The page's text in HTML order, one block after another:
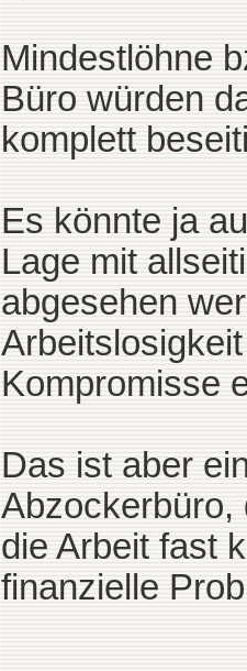
Mindestlöhne
Büro würden
komplett
Es könnte ja
Lage mit
abgesehen
Kompromisse
Das ist aber
Abzockerbüro,
die Arbeit fast
finanzielle